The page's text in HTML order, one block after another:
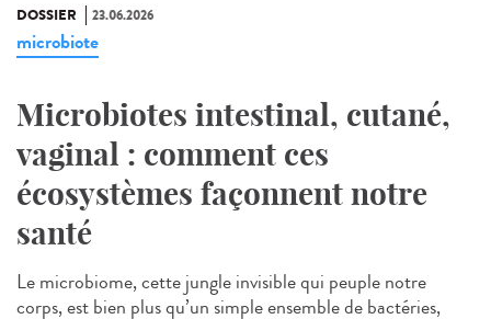
DOSSIER 23.06.2026
microbiote
Microbiotes intestinal, cutané,
vaginal : comment ces
écosystèmes façonnent notre
santé
Le microbiome, cette jungle invisible qui peuple notre
corps, est bien plus qu’un simple ensemble de bactéries,